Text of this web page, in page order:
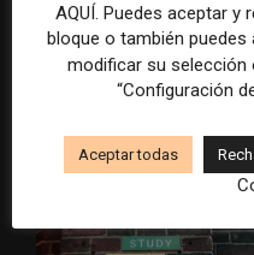
El buzón como nueva
portada: la estrategia de los
medios para conquistar
ciudad a ciudad
AQUÍ. Puedes aceptar y
bloque o también
modificar su selección
“Configuración
Aceptar todas